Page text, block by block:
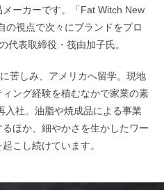
ーカーです。「Fat Witch New
の視点で次々にブランドをプロ
代表取締役・筏由加子氏。
苦しみ、アメリカへ留学。現地
ング経験を積むなかで家業の素
入社。油脂や焼成品による事業
ほか、細やかさを生かしたワー
こし続けています。